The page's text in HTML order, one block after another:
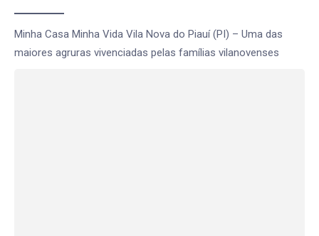
Minha Casa Minha Vida Vila Nova do Piauí (PI) – Uma das
maiores agruras vivenciadas pelas famílias vilanovenses